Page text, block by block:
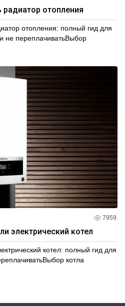
отопления
отопления: полный гид для
не переплачиватьВыбор
7959
электрический котел
котел: полный гид для
котла